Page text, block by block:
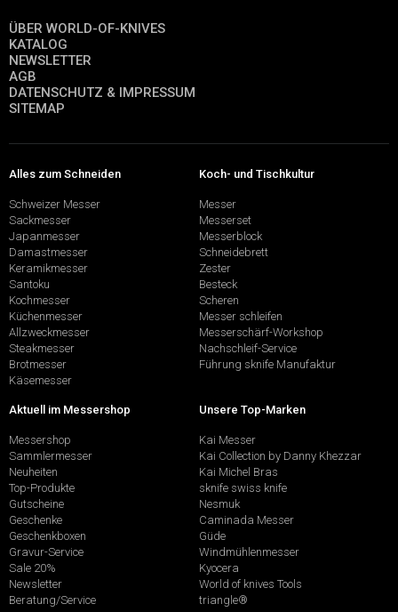
ÜBER WORLD-OF-KNIVES
KATALOG
NEWSLETTER
AGB
DATENSCHUTZ & IMPRESSUM
SITEMAP
Alles zum Schneiden
Schweizer Messer
Sackmesser
Japanmesser
Damastmesser
Keramikmesser
Santoku
Kochmesser
Küchenmesser
Allzweckmesser
Steakmesser
Brotmesser
Käsemesser
Koch- und Tischkultur
Messer
Messerset
Messerblock
Schneidebrett
Zester
Besteck
Scheren
Messer schleifen
Messerschärf-Workshop
Nachschleif-Service
Führung sknife Manufaktur
Aktuell im Messershop
Messershop
Sammlermesser
Neuheiten
Top-Produkte
Gutscheine
Geschenke
Geschenkboxen
Gravur-Service
Sale 20%
Newsletter
Beratung/Service
Unsere Top-Marken
Kai Messer
Kai Collection by Danny Khezzar
Kai Michel Bras
sknife swiss knife
Nesmuk
Caminada Messer
Güde
Windmühlenmesser
Kyocera
World of knives Tools
triangle®